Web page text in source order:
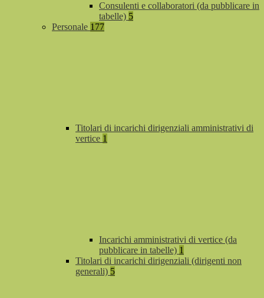
Consulenti e collaboratori (da pubblicare in
tabelle) 5
Personale 177
Titolari di incarichi dirigenziali amministrativi di
vertice 1
Incarichi amministrativi di vertice (da
pubblicare in tabelle) 1
Titolari di incarichi dirigenziali (dirigenti non
generali) 5